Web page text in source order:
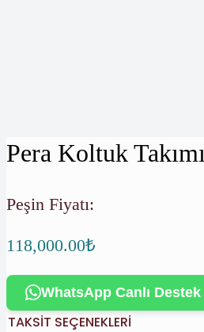
Pera Koltuk Takımı
Peşin Fiyatı:
118,000.00₺
WhatsApp Canlı Destek
TAKSIT SEÇENEKLERI